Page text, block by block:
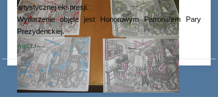
artystycznej ekspresji.
Wydarzenie objęte jest Honorowym Patronatem Pary
Prezydenckiej.
WIĘCEJ